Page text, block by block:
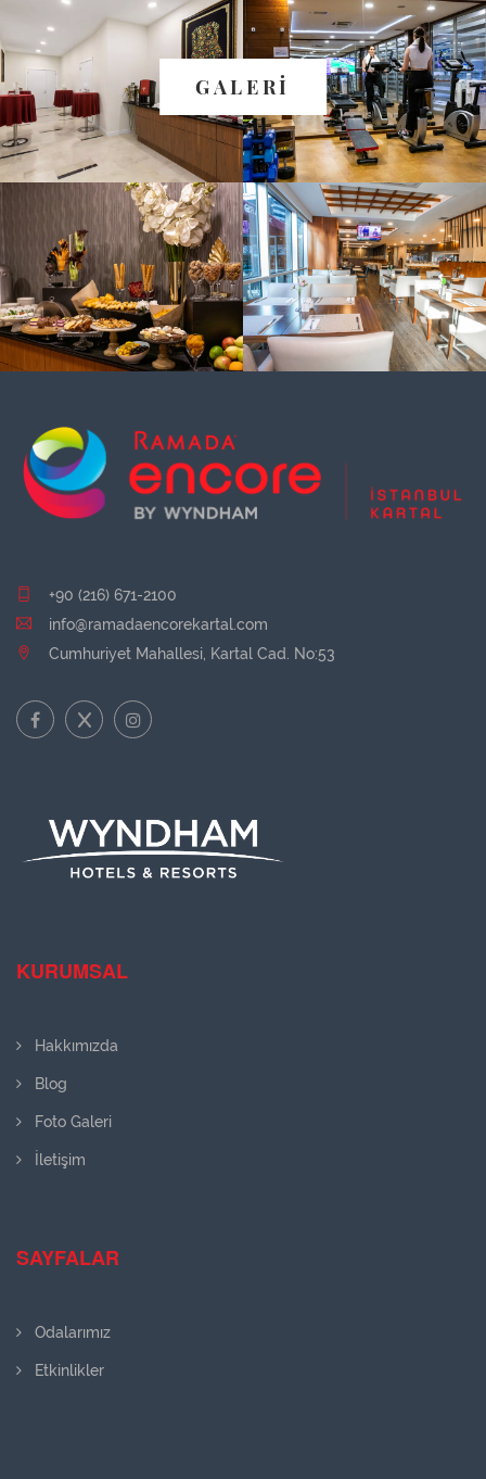
GALERİ
+90 (216) 671-2100
info@ramadaencorekartal.com
Cumhuriyet Mahallesi, Kartal Cad. No:53
KURUMSAL
Hakkımızda
Blog
Foto Galeri
İletişim
SAYFALAR
Odalarımız
Etkinlikler